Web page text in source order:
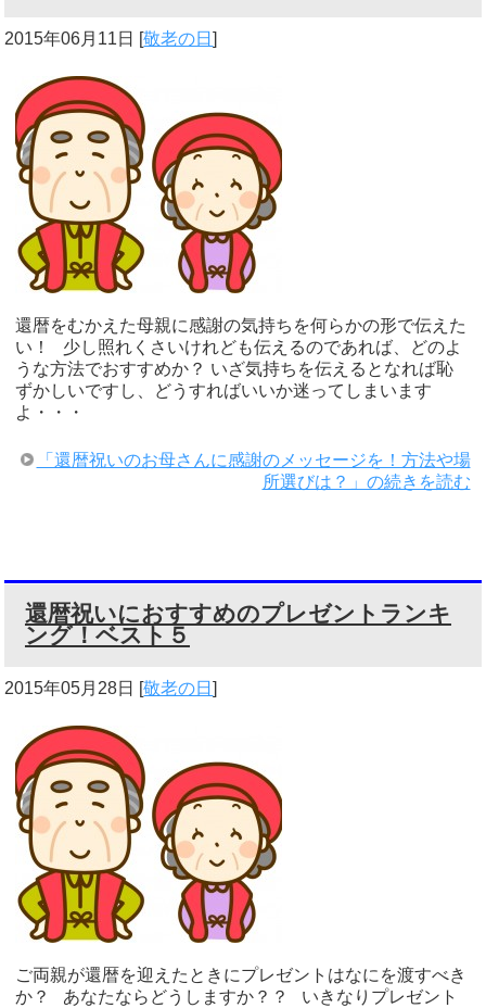
2015年06月11日 [敬老の日]
還暦をむかえた母親に感謝の気持ちを何らかの形で伝えた
い！ 少し照れくさいけれども伝えるのであれば、どのよ
うな方法でおすすめか？ いざ気持ちを伝えるとなれば恥
ずかしいですし、どうすればいいか迷ってしまいます
よ・・・
「還暦祝いのお母さんに感謝のメッセージを！方法や場
所選びは？」の続きを読む
還暦祝いにおすすめのプレゼントランキ
ング！ベスト５
2015年05月28日 [敬老の日]
ご両親が還暦を迎えたときにプレゼントはなにを渡すべき
か？ あなたならどうしますか？？ いきなりプレゼント